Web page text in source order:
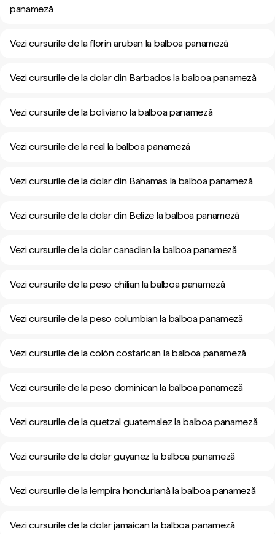
panameză
Vezi cursurile de la florin aruban la balboa panameză
Vezi cursurile de la dolar din Barbados la balboa panameză
Vezi cursurile de la boliviano la balboa panameză
Vezi cursurile de la real la balboa panameză
Vezi cursurile de la dolar din Bahamas la balboa panameză
Vezi cursurile de la dolar din Belize la balboa panameză
Vezi cursurile de la dolar canadian la balboa panameză
Vezi cursurile de la peso chilian la balboa panameză
Vezi cursurile de la peso columbian la balboa panameză
Vezi cursurile de la colón costarican la balboa panameză
Vezi cursurile de la peso dominican la balboa panameză
Vezi cursurile de la quetzal guatemalez la balboa panameză
Vezi cursurile de la dolar guyanez la balboa panameză
Vezi cursurile de la lempira honduriană la balboa panameză
Vezi cursurile de la dolar jamaican la balboa panameză